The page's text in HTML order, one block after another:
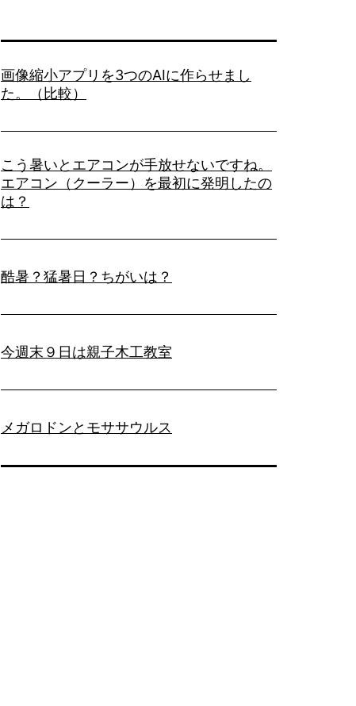
画像縮小アプリを3つのAIに作らせまし
た。（比較）
こう暑いとエアコンが手放せないですね。
エアコン（クーラー）を最初に発明したの
は？
酷暑？猛暑日？ちがいは？
今週末９日は親子木工教室
メガロドンとモササウルス